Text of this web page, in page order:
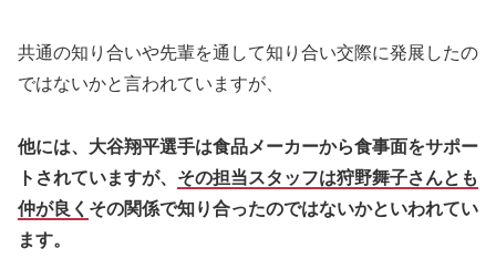
共通の知り合いや先輩を通して知り合い交際に発展したの
ではないかと言われていますが、
他には、大谷翔平選手は食品メーカーから食事面をサポー
トされていますが、 その担当スタッフは狩野舞子さんとも
仲が良く その関係で知り合ったのではないかといわれてい
ます。